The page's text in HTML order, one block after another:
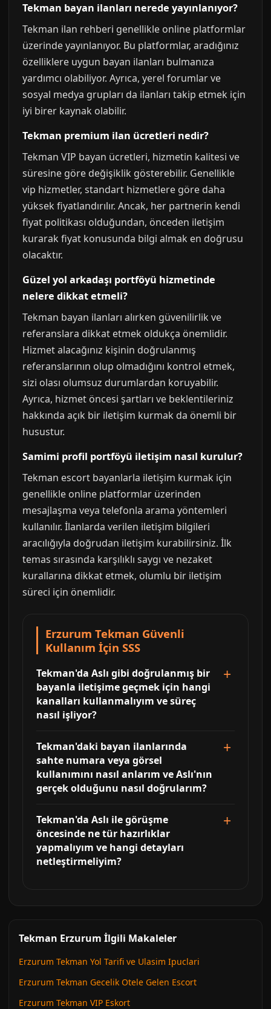
Tekman bayan ilanları nerede yayınlanıyor?
Tekman ilan rehberi genellikle online platformlar
üzerinde yayınlanıyor. Bu platformlar, aradığınız
özelliklere uygun bayan ilanları bulmanıza
yardımcı olabiliyor. Ayrıca, yerel forumlar ve
sosyal medya grupları da ilanları takip etmek için
iyi birer kaynak olabilir.
Tekman premium ilan ücretleri nedir?
Tekman VIP bayan ücretleri, hizmetin kalitesi ve
süresine göre değişiklik gösterebilir. Genellikle
vip hizmetler, standart hizmetlere göre daha
yüksek fiyatlandırılır. Ancak, her partnerin kendi
fiyat politikası olduğundan, önceden iletişim
kurarak fiyat konusunda bilgi almak en doğrusu
olacaktır.
Güzel yol arkadaşı portföyü hizmetinde
nelere dikkat etmeli?
Tekman bayan ilanları alırken güvenilirlik ve
referanslara dikkat etmek oldukça önemlidir.
Hizmet alacağınız kişinin doğrulanmış
referanslarının olup olmadığını kontrol etmek,
sizi olası olumsuz durumlardan koruyabilir.
Ayrıca, hizmet öncesi şartları ve beklentileriniz
hakkında açık bir iletişim kurmak da önemli bir
husustur.
Samimi profil portföyü iletişim nasıl kurulur?
Tekman escort bayanlarla iletişim kurmak için
genellikle online platformlar üzerinden
mesajlaşma veya telefonla arama yöntemleri
kullanılır. İlanlarda verilen iletişim bilgileri
aracılığıyla doğrudan iletişim kurabilirsiniz. İlk
temas sırasında karşılıklı saygı ve nezaket
kurallarına dikkat etmek, olumlu bir iletişim
süreci için önemlidir.
Erzurum Tekman Güvenli
Kullanım İçin SSS
Tekman'da Aslı gibi doğrulanmış bir
bayanla iletişime geçmek için hangi
kanalları kullanmalıyım ve süreç
nasıl işliyor?
Tekman'daki bayan ilanlarında
sahte numara veya görsel
kullanımını nasıl anlarım ve Aslı'nın
gerçek olduğunu nasıl doğrularım?
Tekman'da Aslı ile görüşme
öncesinde ne tür hazırlıklar
yapmalıyım ve hangi detayları
netleştirmeliyim?
Tekman Erzurum İlgili Makaleler
Erzurum Tekman Yol Tarifi ve Ulasim Ipuclari
Erzurum Tekman Gecelik Otele Gelen Escort
Erzurum Tekman VIP Eskort